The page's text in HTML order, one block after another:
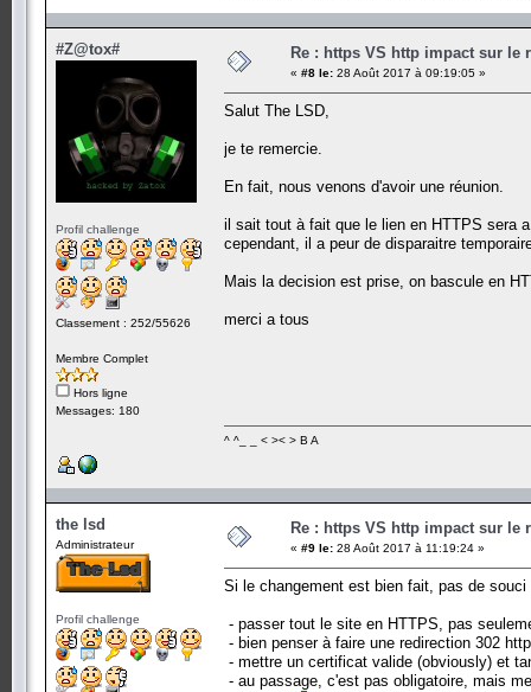
#Z@tox#
Profil challenge
Classement : 252/55626
Membre Complet
Hors ligne
Messages: 180
Re : https VS http impact sur le
« #8 le: 28 Août 2017 à 09:19:05 »
Salut The LSD,
je te remercie.
En fait, nous venons d'avoir une réunion.
il sait tout à fait que le lien en HTTPS sera
cependant, il a peur de disparaitre
Mais la decision est prise, on bascule en
merci a tous
^ ^_ _ < >< > B A
the lsd
Administrateur
Profil challenge
Re : https VS http impact sur le
« #9 le: 28 Août 2017 à 11:19:24 »
Si le changement est bien fait, pas de
- passer tout le site en HTTPS, pas
- bien penser à faire une redirection 302
- mettre un certificat valide (obviously) et
- au passage, c'est pas obligatoire, mais